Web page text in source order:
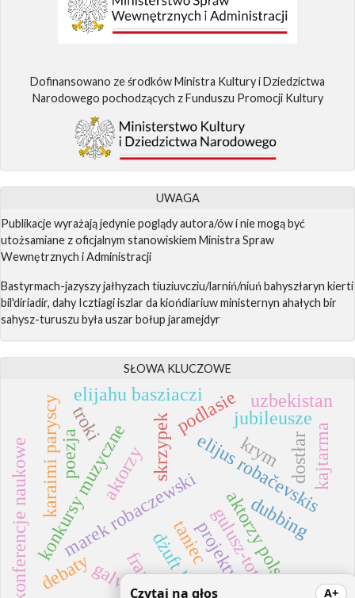
Czytaj na głos A+
Dofinansowano ze środków Ministra Kultury i Dziedzictwa
Narodowego pochodzących z Funduszu Promocji Kultury
UWAGA
Publikacje wyrażają jedynie poglądy autora/ów i nie mogą być
utożsamiane z oficjalnym stanowiskiem Ministra Spraw
Wewnętrznych i Administracji
Bastyrmach-jazyszy jałhyzach tiuziuvcziu/larniń/niuń bahyszłaryn kierti
bil'diriadir, dahy Icztiagi iszlar da kiońdiariuw ministernyn ahałych bir
sahysz-turuszu była uszar bołup jaramejdyr
SŁOWA KLUCZOWE
marek robaczewski
aktorzy
aktorzy polscy
dubbing
elijus robačevskis
skrzypek
konkursy muzyczne
karaimi paryscy
francja
konferencje naukowe dostłar
poezja
dżuft kalegulusz-tota
taniec
kajtarma
krym
elijahu basziaczi
galwie
troki
projekty
podlasie
debaty
jubileusze
uzbekistan